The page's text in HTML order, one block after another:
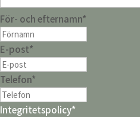
För- och efternamn*
E-post*
Telefon*
Integritetspolicy*